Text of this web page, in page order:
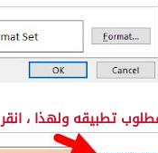
تطبيقه ولهذا ،